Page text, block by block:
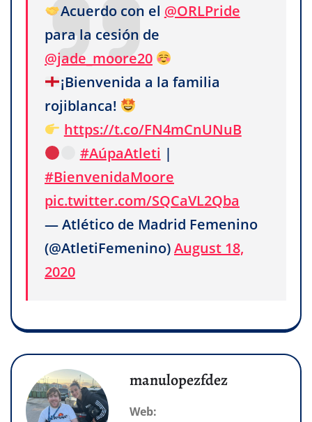
Acuerdo con el @ORLPride
para la cesión de
@jade_moore20
¡Bienvenida a la familia
rojiblanca!
https://t.co/FN4mCnUNuB
#AúpaAtleti |
#BienvenidaMoore
pic.twitter.com/SQCaVL2Qba
— Atlético de Madrid Femenino
(@AtletiFemenino)August 18,
2020
manulopezfdez
Web: